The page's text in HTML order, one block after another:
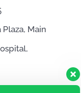
Plaza, Main